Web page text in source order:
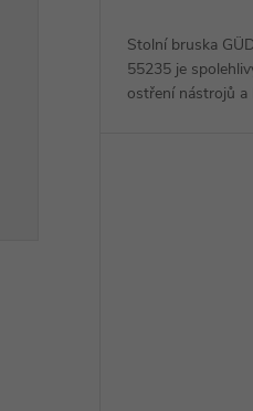
Stolní bruska
55235 je
ostření nástrojů a